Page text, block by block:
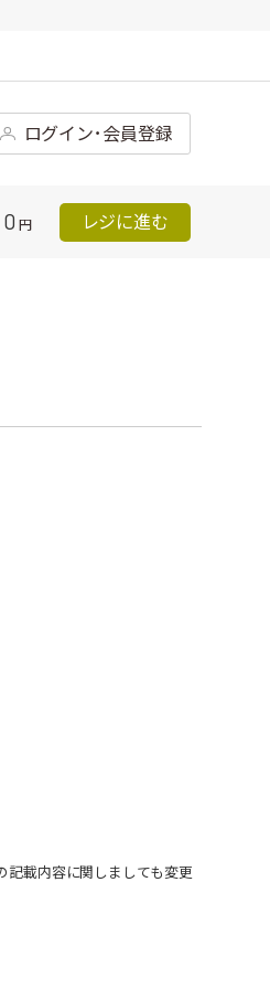
ログイン･会員登録
0 円 レジに進む
載内容に関しましても変更